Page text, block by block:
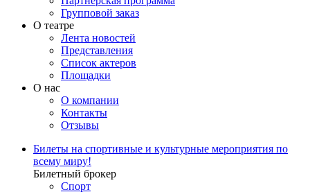
Групповой заказ
О театре
Лента новостей
Представления
Список актеров
Площадки
О нас
О компании
Контакты
Отзывы
Билеты на спортивные и культурные мероприятия по
всему миру!
Билетный брокер
Спорт